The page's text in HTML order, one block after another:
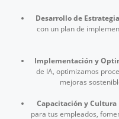
Desarrollo de
con un plan de
Implementación y
de IA, optimizamos
mejoras
Capacitación y
para tus empleados,